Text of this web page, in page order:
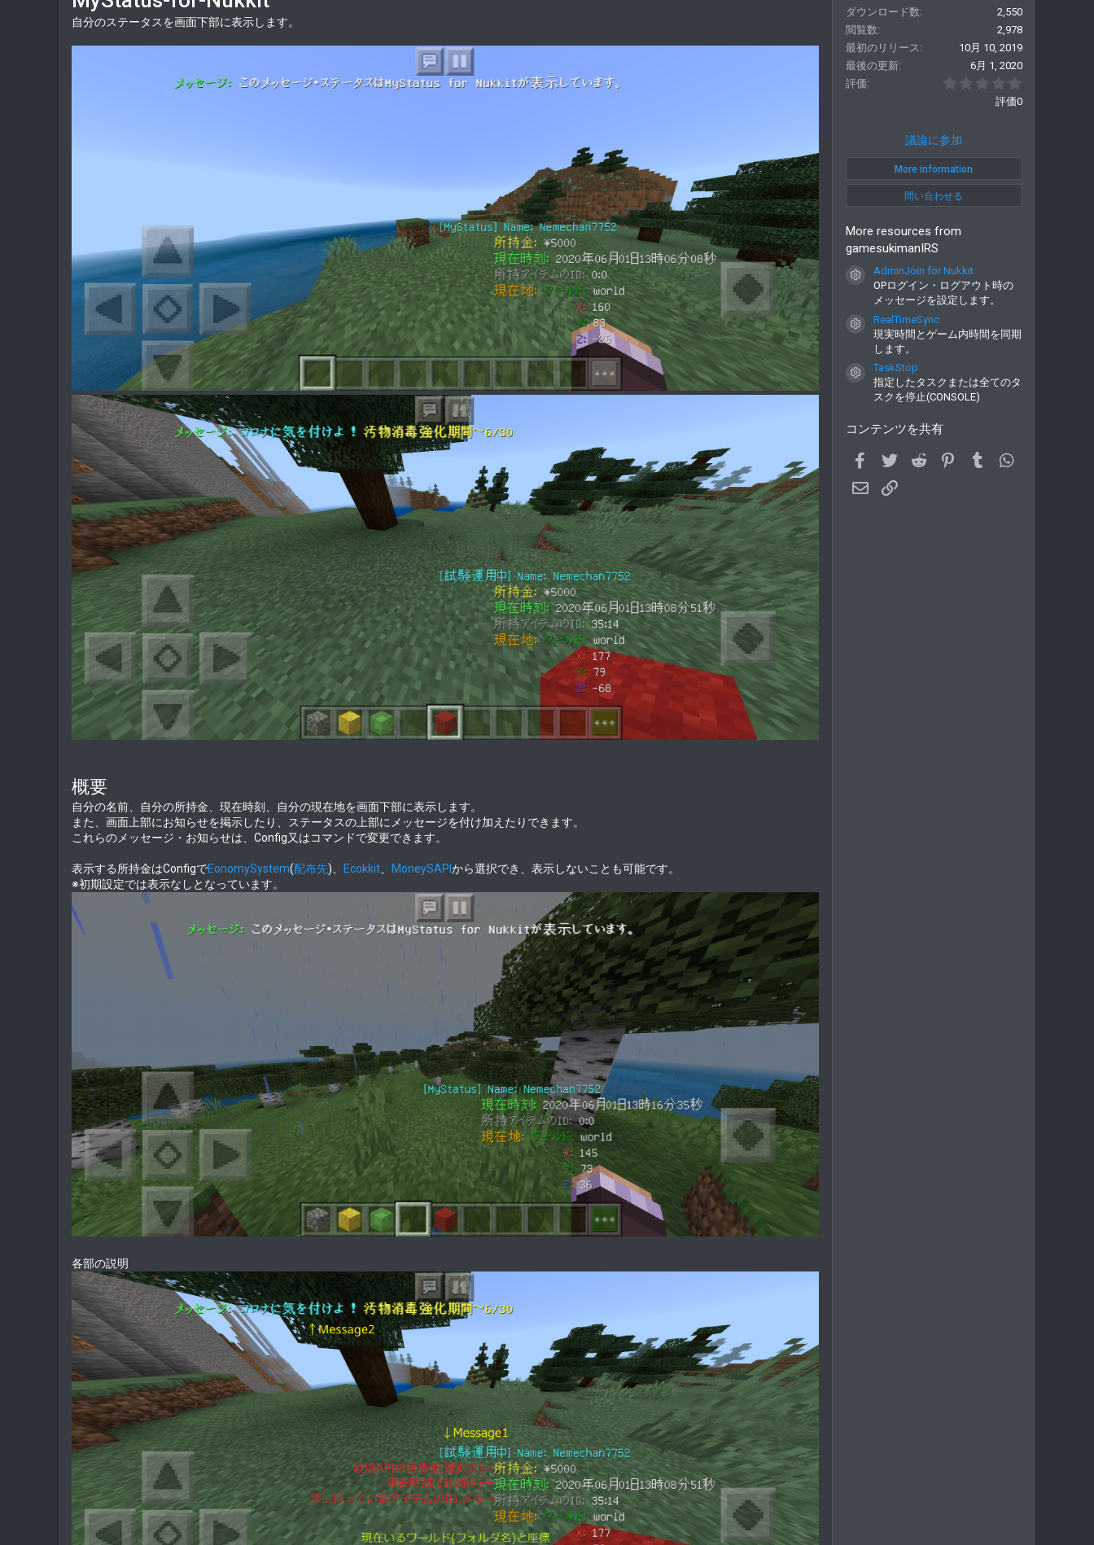
t
e
自分のステータスを画面下部に表示します。
概要
自分の名前、自分の所持金、現在時刻、自分の現在地を画面下部に表示します。
また、画面上部にお知らせを掲示したり、ステータスの上部にメッセージを付け加えたりできます。
これらのメッセージ・お知らせは、Config又はコマンドで変更できます。
表示する所持金はConfigでEonomySystem(配布先)、 Ecokkit MoneySAPI から選択でき、表示しないことも可能です。
※初期設定では表示なしとなっています。
各部の説明
ダウンロード数
2,550
閲覧数
2,978
最初のリリース
10月 10, 2019
最後の更新
6月 1, 2020
評価
評価0
議論に参加
More information
問い合わせる
More resources from
gamesukimanIRS
コンテンツアイコン
AdminJoin for Nukkit
OPログイン・ログアウト時の
メッセージを設定します。
コンテンツアイコン
RealTimeSync
現実時間とゲーム内時間を同期
します。
コンテンツアイコン
TaskStop
指定したタスクまたは全てのタ
スクを停止(CONSOLE)
コンテンツを共有
Facebook
TwitterReddit PinterestTumblr
メールアドレス
Link